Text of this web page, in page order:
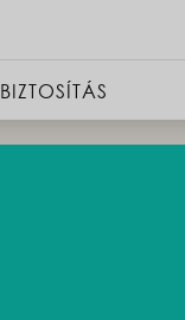
BIZTOSÍTÁS